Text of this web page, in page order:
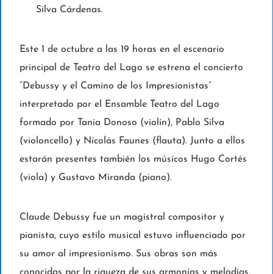
Silva Cárdenas.
Este 1 de octubre a las 19 horas en el escenario
principal de Teatro del Lago se estrena el concierto
“Debussy y el Camino de los Impresionistas”
interpretado por el Ensamble Teatro del Lago
formado por Tania Donoso (violín), Pablo Silva
(violoncello) y Nicolás Faunes (flauta). Junto a ellos
estarán presentes también los músicos Hugo Cortés
(viola) y Gustavo Miranda (piano).
Claude Debussy fue un magistral compositor y
pianista, cuyo estilo musical estuvo influenciado por
su amor al impresionismo. Sus obras son más